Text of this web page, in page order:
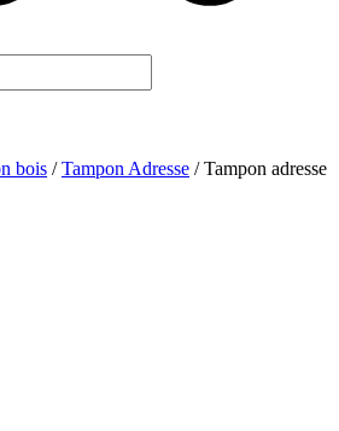
bois /Tampon Adresse /Tampon adresse